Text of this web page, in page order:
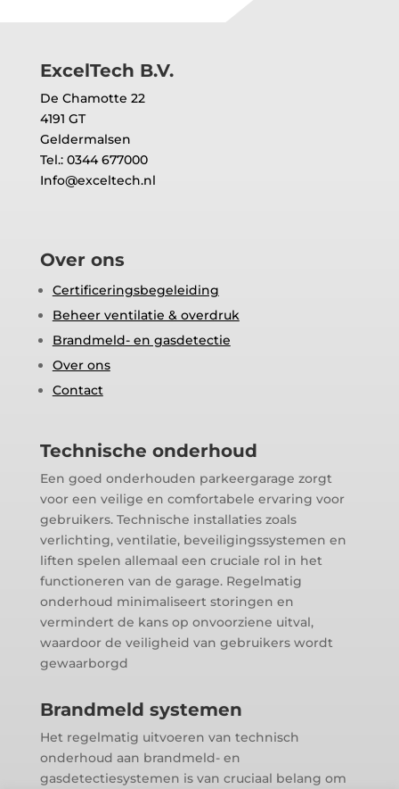
ExcelTech B.V.
De Chamotte 22
4191 GT
Geldermalsen
Tel.: 0344 677000
Info@exceltech.nl
Over ons
Certificeringsbegeleiding
Beheer ventilatie & overdruk
Brandmeld- en gasdetectie
Over ons
Contact
Technische onderhoud
Een goed onderhouden parkeergarage zorgt
voor een veilige en comfortabele ervaring voor
gebruikers. Technische installaties zoals
verlichting, ventilatie, beveiligingssystemen en
liften spelen allemaal een cruciale rol in het
functioneren van de garage. Regelmatig
onderhoud minimaliseert storingen en
vermindert de kans op onvoorziene uitval,
waardoor de veiligheid van gebruikers wordt
gewaarborgd
Brandmeld systemen
Het regelmatig uitvoeren van technisch
onderhoud aan brandmeld- en
gasdetectiesystemen is van cruciaal belang om